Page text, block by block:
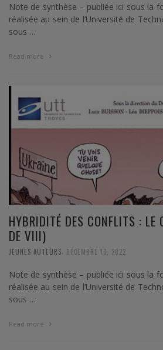
Note de synthèse – publiée ici sous la
réalisée au sein de l’Université de
sous …
Read more
HYBRIDITÉ DES CONFLITS : LE
DE VIII)
JEUNES AUTEURS DÉCEMBRE 13, 2022
Note de synthèse – publiée ici sous la
réalisée au sein de l’Université de
sous …
Read more